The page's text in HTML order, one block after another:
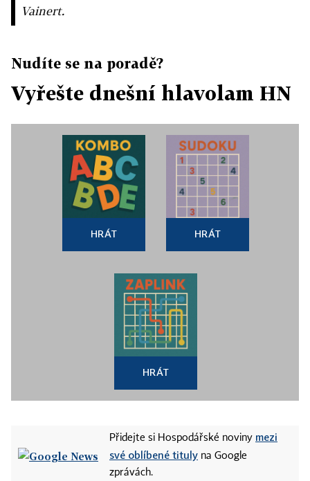
Vainert.
Nudíte se na poradě?
Vyřešte dnešní hlavolam HN
HRÁT HRÁT
HRÁT
Přidejte si Hospodářské noviny mezi
své oblíbené tituly na Google
zprávách.